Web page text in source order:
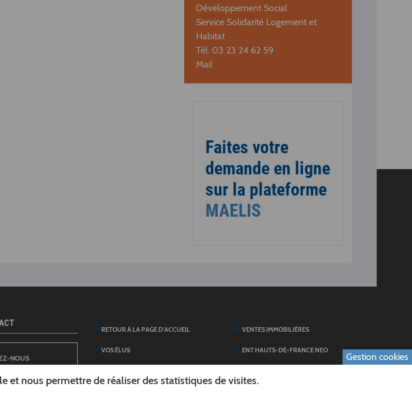
Développement Social
Service Solidarité Logement et
Habitat
Tél. 03 23 24 62 59
Mail
Faites votre
demande en ligne
sur la plateforme
MAELIS
NOUS
RETOUR À LA PAGE D'ACCUEIL
VOS ÉLUS
DÉPARTEMENT
VENTES IMMOBILIÈRES
ENT HAUTS-DE-FRANCE NEO
Gestion cookies
et nous permettre de réaliser des statistiques de visites.